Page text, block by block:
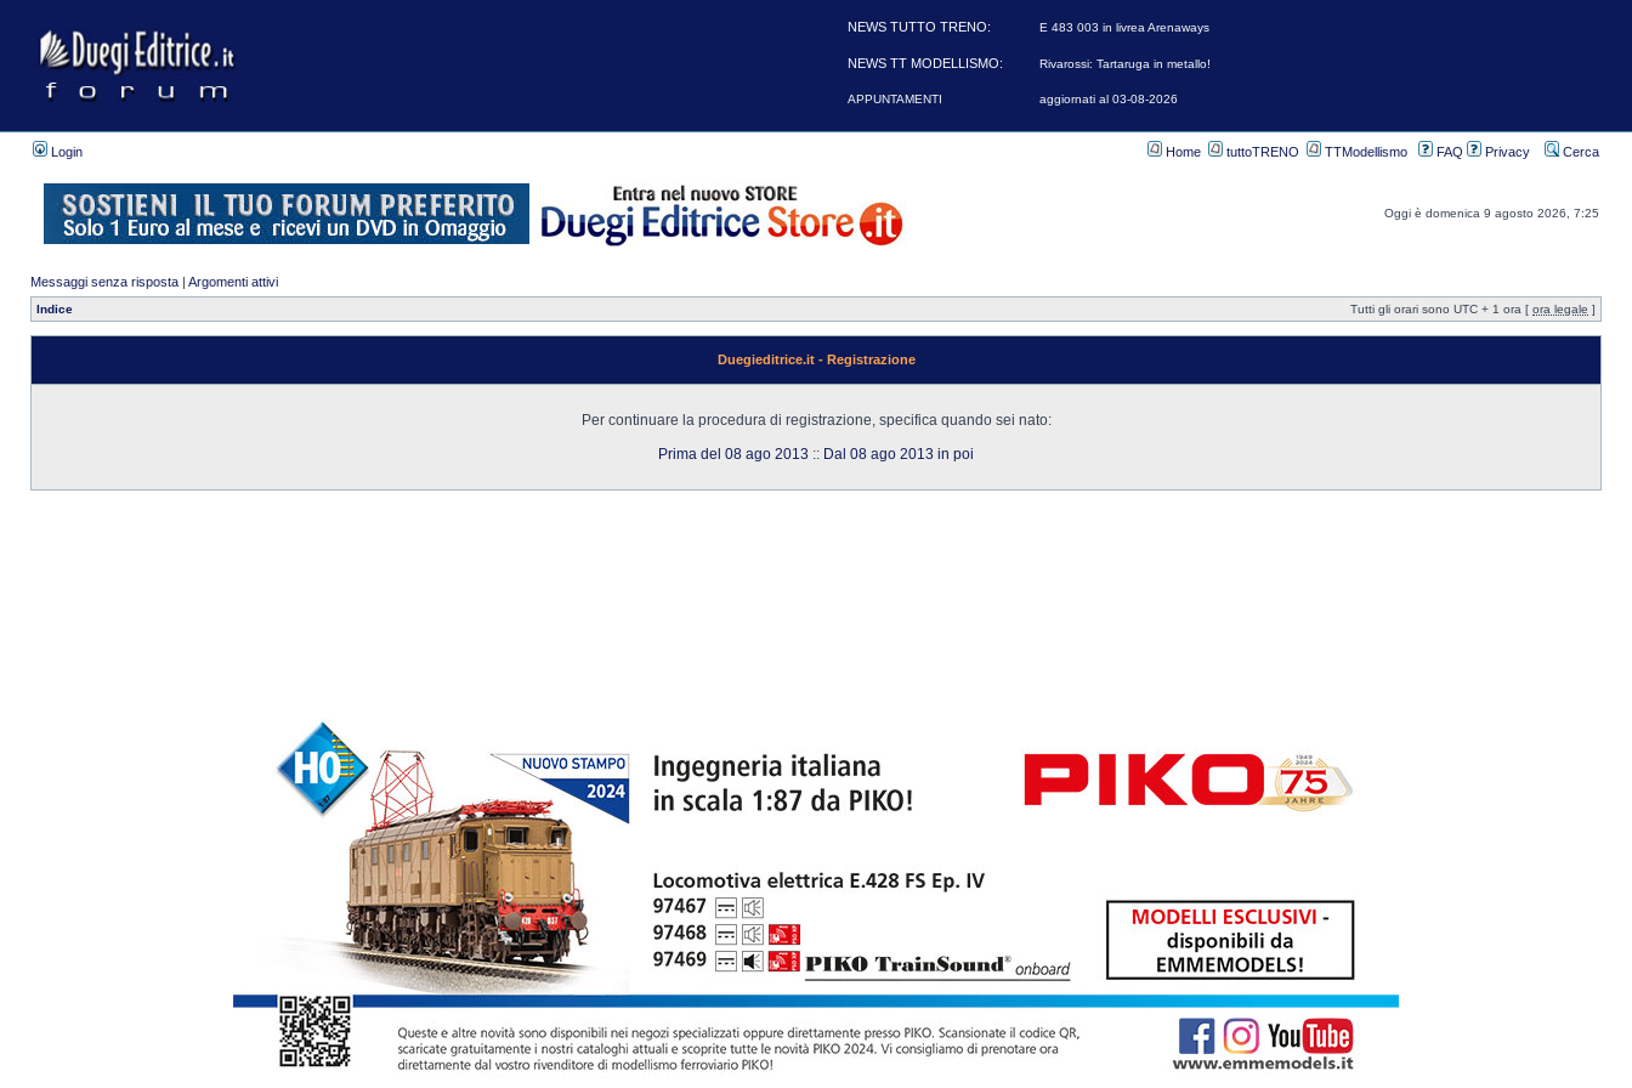
Login Home tuttoTRENO TTModellismo FAQ Privacy Cerca
Oggi è domenica 9 agosto 2026, 7:25
Messaggi senza risposta | Argomenti attivi
Indice Tutti gli orari sono UTC + 1 ora [ ora legale ]
Duegieditrice.it - Registrazione
Per continuare la procedura di registrazione, specifica quando sei nato:
Prima del 08 ago 2013 :: Dal 08 ago 2013 in poi
NEWS TUTTO TRENO: E 483 003 in livrea Arenaways
NEWS TT MODELLISMO: Rivarossi: Tartaruga in metallo!
APPUNTAMENTI aggiornati al 03-08-2026